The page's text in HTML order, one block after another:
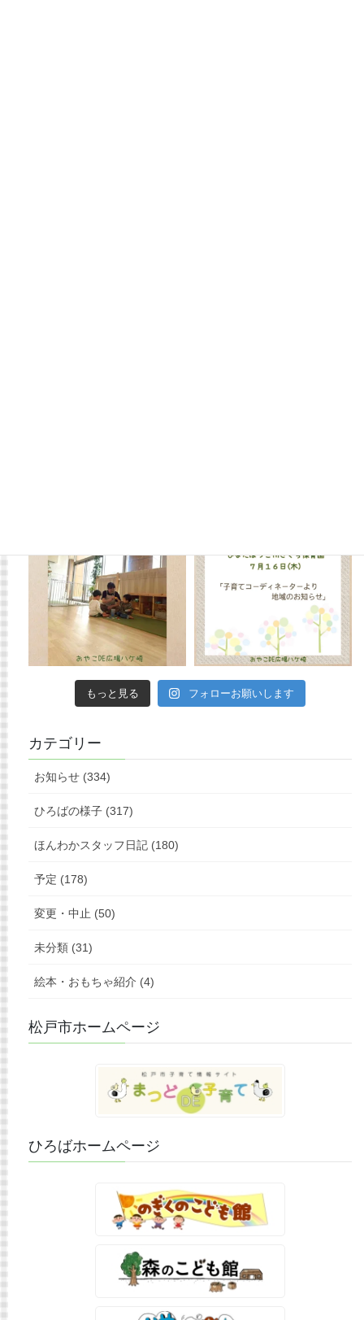
もっと見る フォローお願いします
カテゴリー
お知らせ (334)
ひろばの様子 (317)
ほんわかスタッフ日記 (180)
予定 (178)
変更・中止 (50)
未分類 (31)
絵本・おもちゃ紹介 (4)
松戸市ホームページ
ひろばホームページ